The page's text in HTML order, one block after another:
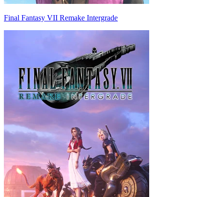
Final Fantasy VII Remake Intergrade